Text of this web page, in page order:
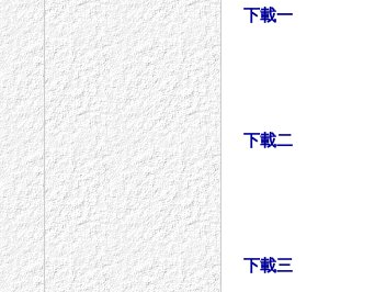
下載一
下載二
下載三